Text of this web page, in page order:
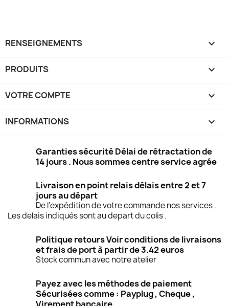
RENSEIGNEMENTS 
PRODUITS 
VOTRE COMPTE 
INFORMATIONS keyboard_arrow_down
Garanties sécurité Délai de rétractation de
14 jours . Nous sommes centre service agrée
Livraison en point relais délais entre 2 et 7
jours au départ
De l'expédition de votre commande nos services .
Les delais indiqués sont au depart du colis .
Politique retours Voir conditions de livraisons
et frais de port à partir de 3.42 euros
Stock commun avec notre atelier
Payez avec les méthodes de paiement
Sécurisées comme : Payplug , Cheque ,